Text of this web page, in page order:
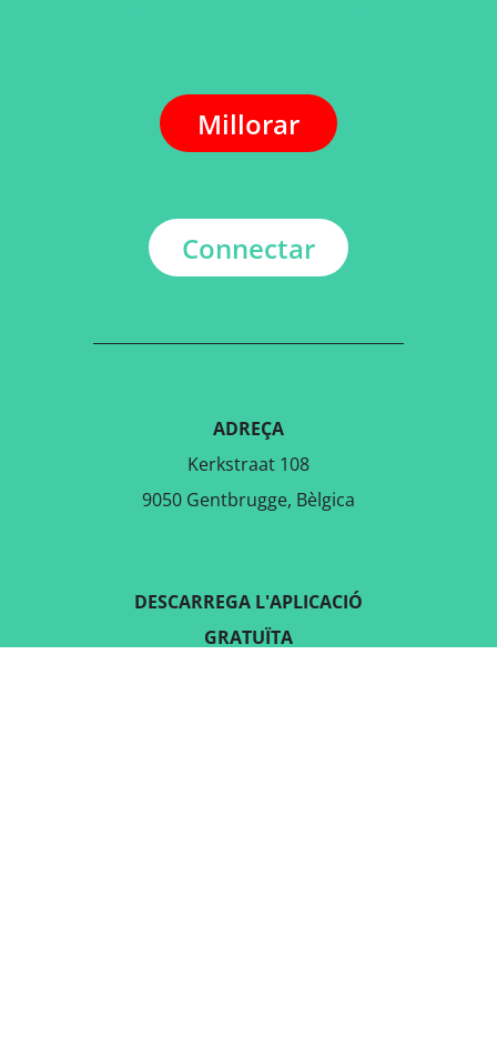
Millorar
Connectar
ADREÇA
Kerkstraat 108
9050 Gentbrugge, Bèlgica
DESCARREGA L'APLICACIÓ
GRATUÏTA